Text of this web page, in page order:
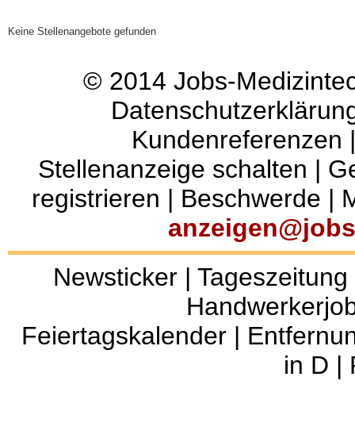
Keine Stellenangebote gefunden
© 2014 Jobs-
Kundenreferenzen
Stellenanzeige schalten |
registrieren | Beschwerde |
Newsticker| Tageszeitung
Feiertagskalender|
in D |